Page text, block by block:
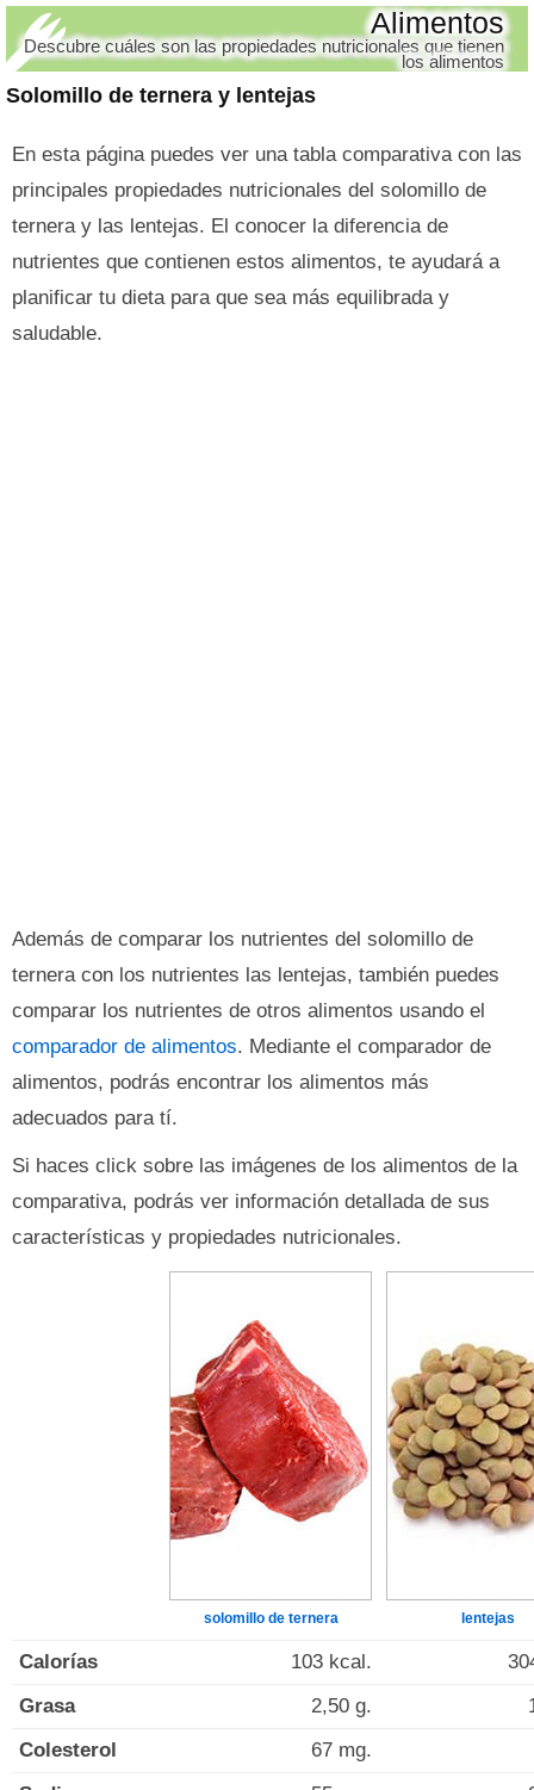
Solomillo de ternera y lentejas
Alimentos
Descubre cuáles son las propiedades nutricionales que tienen
los alimentos
En esta página puedes ver una tabla comparativa con las
principales propiedades nutricionales del solomillo de
ternera y las lentejas. El conocer la diferencia de
nutrientes que contienen estos alimentos, te ayudará a
planificar tu dieta para que sea más equilibrada y
saludable.
Además de comparar los nutrientes del solomillo de
ternera con los nutrientes las lentejas, también puedes
comparar los nutrientes de otros alimentos usando el
comparador de alimentos. Mediante el comparador de
alimentos, podrás encontrar los alimentos más
adecuados para tí.
Si haces click sobre las imágenes de los alimentos de la
comparativa, podrás ver información detallada de sus
características y propiedades nutricionales.
solomillo de ternera lentejas
Calorías 103 kcal.
Grasa
2,50 g.
Colesterol
67 mg.